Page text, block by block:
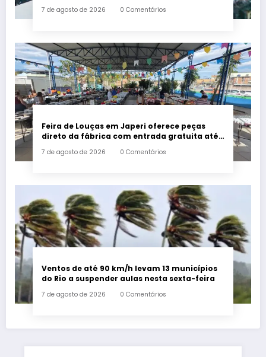
7 de agosto de 2026 0 Comentários
Feira de Louças em Japeri oferece peças
direto da fábrica com entrada gratuita até
7 de agosto de 2026 0 Comentários
Ventos de até 90 km/h levam 13 municípios
do Rio a suspender aulas nesta sexta-feira
7 de agosto de 2026 0 Comentários